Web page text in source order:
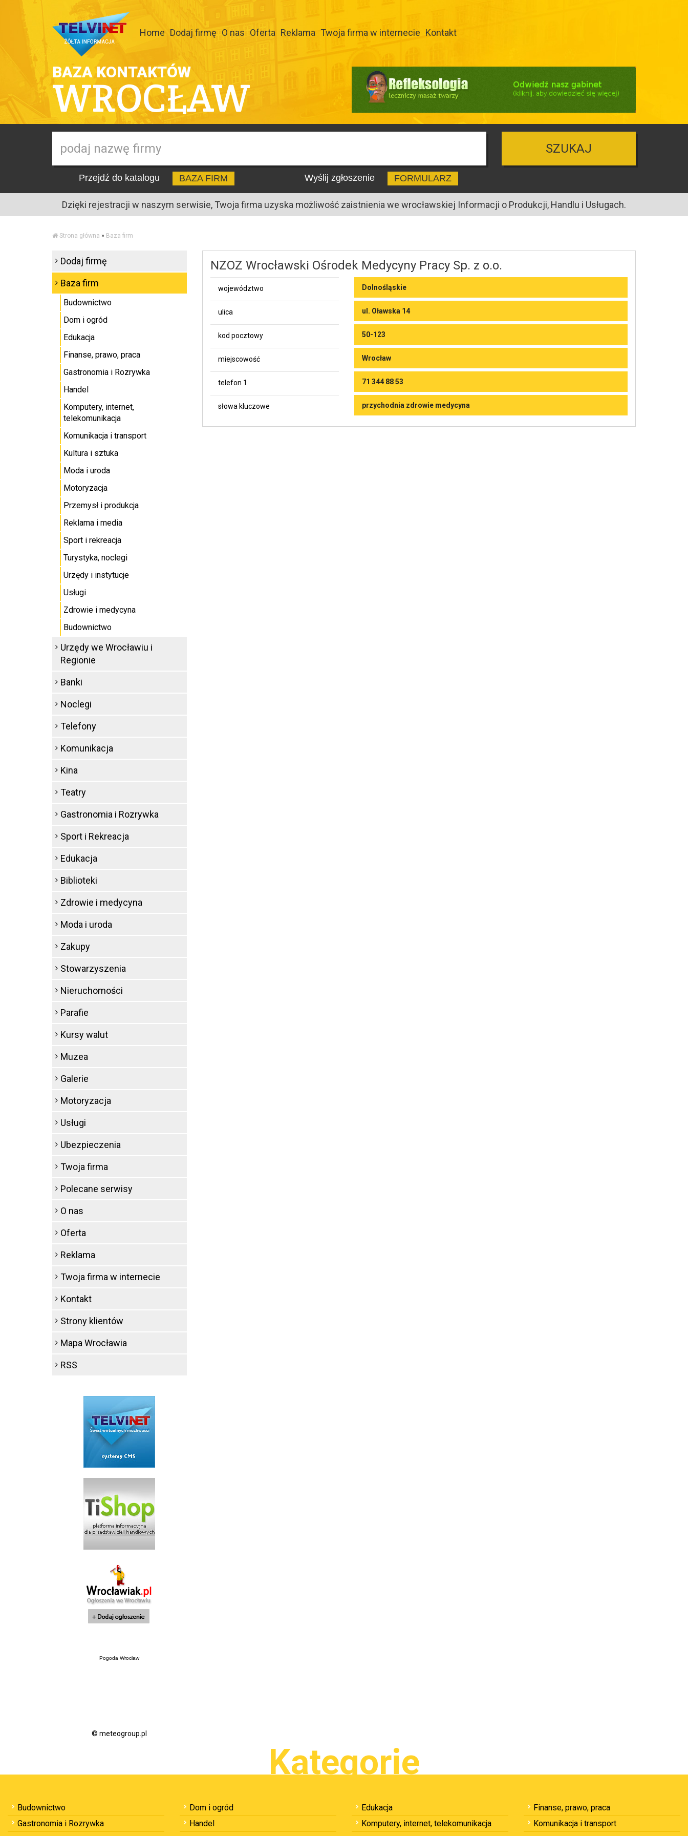
Home Dodaj firmę O nas Oferta Reklama Twoja firma w internecie Kontakt
BAZA KONTAKTÓW
WROCŁAW
SZUKAJ
Przejdź do katalogu BAZA FIRM Wyślij zgłoszenie FORMULARZ
Dzięki rejestracji w naszym serwisie, Twoja firma uzyska możliwość zaistnienia we wrocławskiej Informacji o Produkcji, Handlu i Usługach.
Strona główna » Baza firm
NZOZ Wrocławski Ośrodek Medycyny Pracy Sp. z o.o.
województwo Dolnośląskie
ulica ul. Oławska 14
kod pocztowy 50-123
miejscowość Wrocław
telefon 1 71 344 88 53
słowa kluczowe przychodnia zdrowie medycyna
Dodaj firmę
Baza firm
Budownictwo
Dom i ogród
Edukacja
Finanse, prawo, praca
Gastronomia i Rozrywka
Handel
Komputery, internet,
telekomunikacja
Komunikacja i transport
Kultura i sztuka
Moda i uroda
Motoryzacja
Przemysł i produkcja
Reklama i media
Sport i rekreacja
Turystyka, noclegi
Urzędy i instytucje
Usługi
Zdrowie i medycyna
Budownictwo
Urzędy we Wrocławiu i
Regionie
Banki
Noclegi
Telefony
Komunikacja
Kina
Teatry
Gastronomia i Rozrywka
Sport i Rekreacja
Edukacja
Biblioteki
Zdrowie i medycyna
Moda i uroda
Zakupy
Stowarzyszenia
Nieruchomości
Parafie
Kursy walut
Muzea
Galerie
Motoryzacja
Usługi
Ubezpieczenia
Twoja firma
Polecane serwisy
O nas
Oferta
Reklama
Twoja firma w internecie
Kontakt
Strony klientów
Mapa Wrocławia
RSS
Pogoda Wrocław
© meteogroup.pl
Kategorie
Budownictwo Dom i ogród Edukacja
Finanse, prawo, praca
Gastronomia i Rozrywka
Handel Komputery, internet, telekomunikacja
Komunikacja i transport